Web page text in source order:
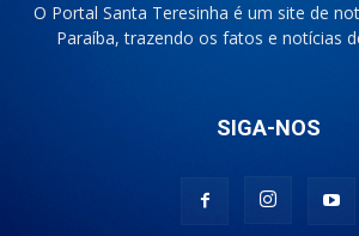
O Portal Santa Teresinha é um site de
Paraíba, trazendo os fatos e notícias
SIGA-NOS